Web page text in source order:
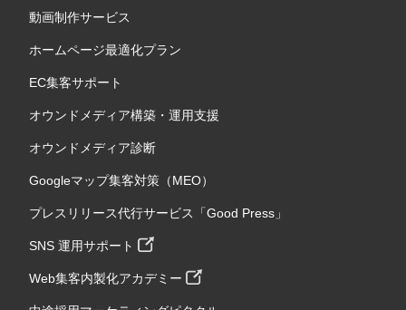
動画制作サービス
ホームページ最適化プラン
EC集客サポート
オウンドメディア構築・運用支援
オウンドメディア診断
Googleマップ集客対策（MEO）
プレスリリース代行サービス「Good Press」
SNS 運用サポート
Web集客内製化アカデミー